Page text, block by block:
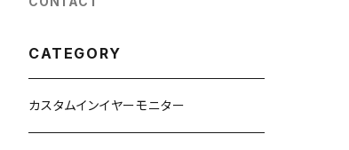
CATEGORY
カスタムインイヤーモニター